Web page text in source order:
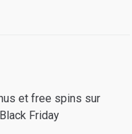
et free spins sur
Friday